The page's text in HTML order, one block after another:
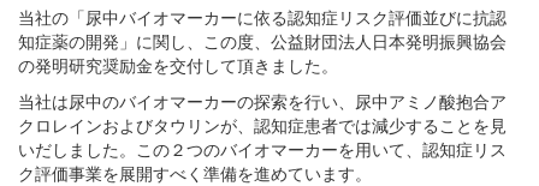
当社の「尿中バイオマーカーに依る認知症リスク評価並びに抗認
知症薬の開発」に関し、この度、公益財団法人日本発明振興協会
の発明研究奨励金を交付して頂きました。
当社は尿中のバイオマーカーの探索を行い、尿中アミノ酸抱合ア
クロレインおよびタウリンが、認知症患者では減少することを見
いだしました。この２つのバイオマーカーを用いて、認知症リス
ク評価事業を展開すべく準備を進めています。